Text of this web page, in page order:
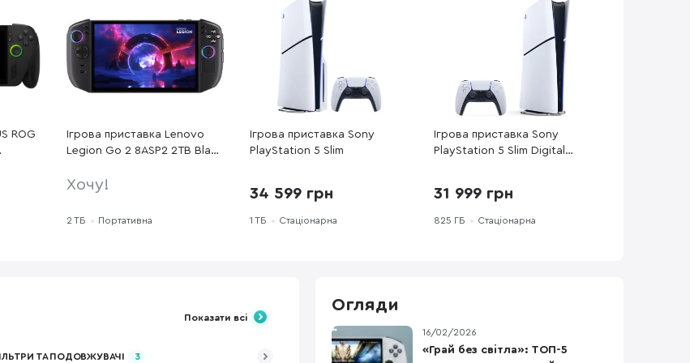
ROG
Ігрова приставка Lenovo
Legion Go 2 8ASP2 2TB Black
Хочу!
2 ТБ Портативна
Ігрова приставка Sony
PlayStation 5 Slim
34 599 грн
1 ТБ Стаціонарна
Ігрова приставка Sony
PlayStation 5 Slim Digital
31 999 грн
825 ГБ Стаціонарна
Показати всі
ТА ПОДОВЖУВАЧІ 3
Огляди
16/02/2026
«Грай без світла»: ТОП-5